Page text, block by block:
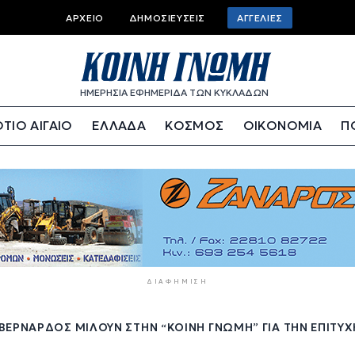
Top
bar
menu
ΑΡΧΕΊΟ ΔΗΜΟΣΙΕΎΣΕΙΣ ΑΓΓΕΛΊΕΣ
ΗΜΕΡΗΣΙΑ ΕΦΗΜΕΡΙΔΑ ΤΩΝ ΚΥΚΛΑΔΩΝ
ΑΙΓΑΙΟ ΕΛΛΑΔΑ ΚΟΣΜΟΣ ΟΙΚΟΝΟΜΙΑ
ΔΙΑΦΉΜΙΣΗ
ΜΙΛΟΎΝ ΣΤΗΝ “ΚΟΙΝΉ ΓΝΏΜΗ” ΓΙΑ ΤΗΝ